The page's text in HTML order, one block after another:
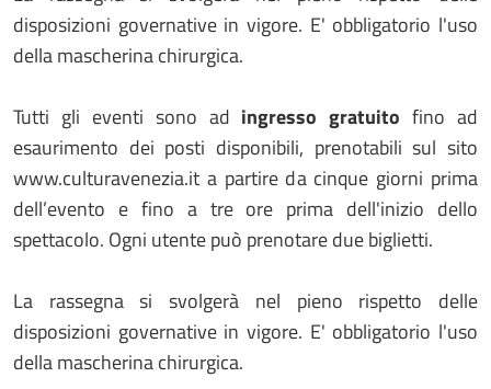
disposizioni governative in vigore. E' obbligatorio l'uso
della mascherina chirurgica.
Tutti gli eventi sono ad ingresso gratuito fino ad
esaurimento dei posti disponibili, prenotabili sul sito
www.culturavenezia.it a partire da cinque giorni prima
dell’evento e fino a tre ore prima dell'inizio dello
spettacolo. Ogni utente può prenotare due biglietti.
La rassegna si svolgerà nel pieno rispetto delle
disposizioni governative in vigore. E' obbligatorio l'uso
della mascherina chirurgica.